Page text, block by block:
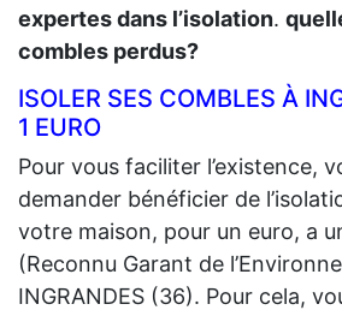
expertes dans l’isolation.
combles perdus?
ISOLER SES COMBLES À
1 EURO
Pour vous faciliter l’existence,
demander bénéficier de
votre maison, pour un euro, a
(Reconnu Garant de
INGRANDES (36). Pour cela,